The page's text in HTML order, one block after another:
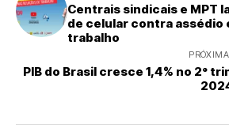
Centrais sindicais e MPT
de celular contra assédio
trabalho
PIB do Brasil cresce 1,4% no 2°